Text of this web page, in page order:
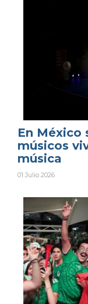
En México
músicos
música
01 Julio 2026